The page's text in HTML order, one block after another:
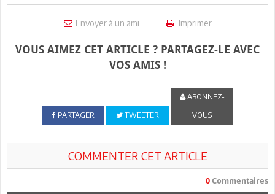
Envoyer à un ami Imprimer
VOUS AIMEZ CET ARTICLE ? PARTAGEZ-LE AVEC
VOS AMIS !
PARTAGER TWEETER
ABONNEZ-
VOUS
COMMENTER CET ARTICLE
0 Commentaires